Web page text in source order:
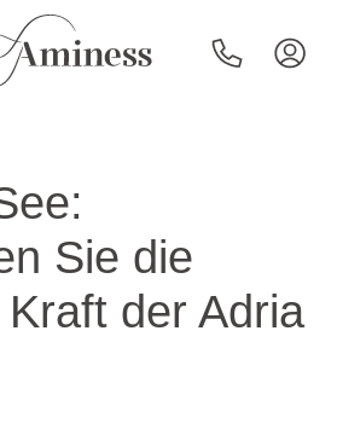
Sie die
der Adria